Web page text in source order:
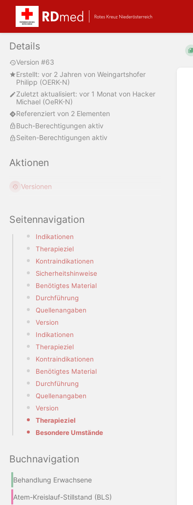
Details
Version #63
Erstellt: vor 2 Jahren von Weingartshofer
Philipp (OERK-N)
Zuletzt aktualisiert: vor 1 Monat von Hacker
Michael (OeRK-N)
Referenziert von 2 Elementen
Buch-Berechtigungen aktiv
Seiten-Berechtigungen aktiv
Aktionen
Versionen
Seitennavigation
Indikationen
Therapieziel
Kontraindikationen
Sicherheitshinweise
Benötigtes Material
Durchführung
Quellenangaben
Version
Indikationen
Therapieziel
Kontraindikationen
Benötigtes Material
Durchführung
Quellenangaben
Version
Therapieziel
Besondere Umstände
Buchnavigation
Behandlung Erwachsene
Atem-Kreislauf-Stillstand (BLS)